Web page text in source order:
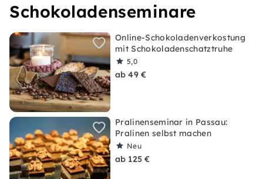
Schokoladenseminare
Online-Schokoladenverkostung
mit Schokoladenschatztruhe
5,0
ab 49 €
Pralinenseminar in Passau:
Pralinen selbst machen
Neu
ab 125 €